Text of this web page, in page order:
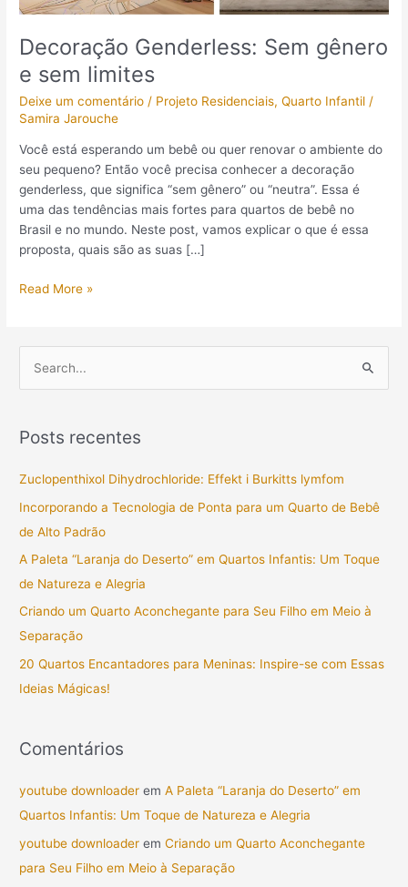
Decoração Genderless: Sem gênero
e sem limites
Deixe um comentário / Projeto Residenciais,Quarto Infantil /
Samira Jarouche
Você está esperando um bebê ou quer renovar o ambiente do
seu pequeno? Então você precisa conhecer a decoração
genderless, que significa “sem gênero” ou “neutra”. Essa é
uma das tendências mais fortes para quartos de bebê no
Brasil e no mundo. Neste post, vamos explicar o que é essa
proposta, quais são as suas […]
Read More »
q
r
p
o
r
:
Posts recentes
Zuclopenthixol Dihydrochloride: Effekt i Burkitts lymfom
Incorporando a Tecnologia de Ponta para um Quarto de Bebê
de Alto Padrão
A Paleta “Laranja do Deserto” em Quartos Infantis: Um Toque
de Natureza e Alegria
Criando um Quarto Aconchegante para Seu Filho em Meio à
Separação
20 Quartos Encantadores para Meninas: Inspire-se com Essas
Ideias Mágicas!
Comentários
youtube downloader emA Paleta “Laranja do Deserto” em
Quartos Infantis: Um Toque de Natureza e Alegria
youtube downloader emCriando um Quarto Aconchegante
para Seu Filho em Meio à Separação